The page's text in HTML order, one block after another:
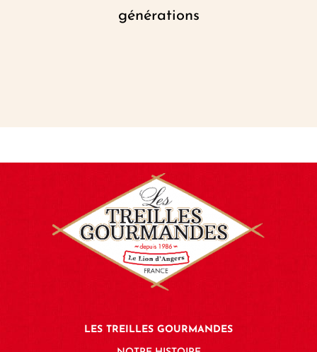
générations
LES TREILLES GOURMANDES